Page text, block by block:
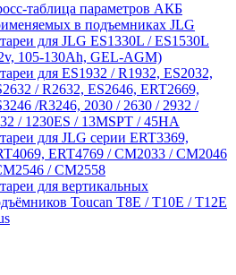
таблица параметров АКБ
в подъемниках JLG
для JLG ES1330L / ES1530L
105-130Ah, GEL-AGM)
для ES1932 / R1932, ES2032,
/ R2632, ES2646, ERT2669,
/R3246, 2030 / 2630 / 2932 /
/ 1230ES / 13MSPT / 45HA
для JLG серии ERT3369,
ERT4769 / CM2033 / CM2046
/ CM2558
для вертикальных
Toucan T8E / T10E / T12E